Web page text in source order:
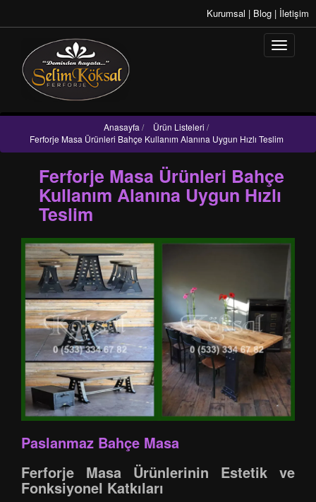
Kurumsal | Blog | İletişim
Anasayfa / Ürün Listeleri /
Ferforje Masa Ürünleri Bahçe Kullanım Alanına Uygun Hızlı Teslim
Ferforje Masa Ürünleri Bahçe
Kullanım Alanına Uygun Hızlı
Teslim
Paslanmaz Bahçe Masa
Ferforje Masa Ürünlerinin Estetik ve
Fonksiyonel Katkıları